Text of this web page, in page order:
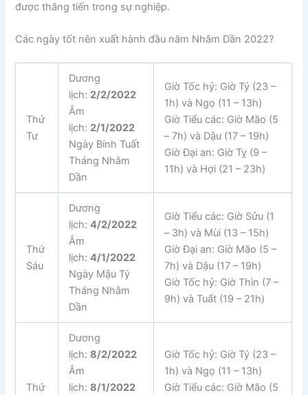
được thăng tiến trong sự nghiệp.
Các ngày tốt nên xuất hành đầu năm Nhâm Dần 2022?
Thứ
Tư
Dương
lịch: 2/2/2022
Âm
lịch: 2/1/2022
Ngày Bính Tuất
Tháng Nhâm
Dần
Giờ Tốc hỷ: Giờ Tý (23 –
1h) và Ngọ (11 – 13h)
Giờ Tiểu các: Giờ Mão (5
– 7h) và Dậu (17 – 19h)
Giờ Đại an: Giờ Tỵ (9 –
11h) và Hợi (21 – 23h)
Thứ
Sáu
Dương
lịch:4/2/2022
Âm
lịch:4/1/2022
Ngày Mậu Tý
Tháng Nhâm
Dần
Giờ Tiểu các: Giờ Sửu (1
– 3h) và Mùi (13 – 15h)
Giờ Đại an: Giờ Mão (5 –
7h) và Dậu (17 – 19h)
Giờ Tốc hỷ: Giờ Thìn (7 –
9h) và Tuất (19 – 21h)
Thứ
Dương
lịch:8/2/2022
Âm
lịch:8/1/2022
Giờ Tốc hỷ: Giờ Tý (23 –
1h) và Ngọ (11 – 13h)
Giờ Tiểu các: Giờ Mão (5